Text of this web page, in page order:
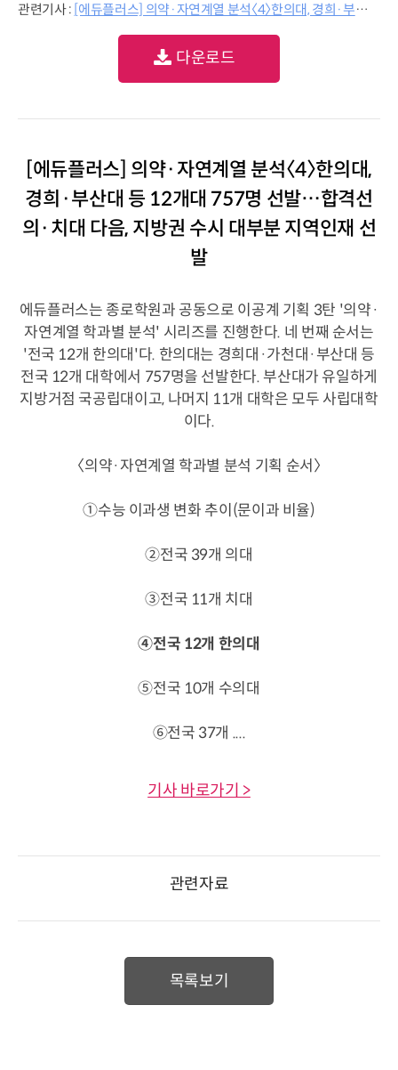
관련기사 : [에듀플러스] 의약·자연계열 분석〈4〉한의대, 경희·부산대 등 12개대 757명 선발…합격선 의·치대 다음, 지방권 수시 대부분 지역인재 선발
다운로드
[에듀플러스] 의약·자연계열 분석〈4〉한의대,
경희·부산대 등 12개대 757명 선발…합격선
의·치대 다음, 지방권 수시 대부분 지역인재 선
발
에듀플러스는 종로학원과 공동으로 이공계 기획 3탄 '의약·
자연계열 학과별 분석' 시리즈를 진행한다. 네 번째 순서는
'전국 12개 한의대'다. 한의대는 경희대·가천대·부산대 등
전국 12개 대학에서 757명을 선발한다. 부산대가 유일하게
지방거점 국공립대이고, 나머지 11개 대학은 모두 사립대학
이다.
〈의약·자연계열 학과별 분석 기획 순서〉
①수능 이과생 변화 추이(문이과 비율)
②전국 39개 의대
③전국 11개 치대
④전국 12개 한의대
⑤전국 10개 수의대
⑥전국 37개 ....
기사 바로가기 >
관련자료
목록보기